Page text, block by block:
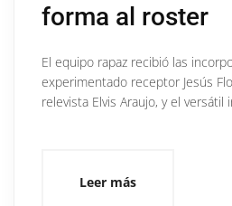
forma al roster
El equipo rapaz recibió las
experimentado receptor Jesús
relevista Elvis Araujo, y el versátil
Leer más